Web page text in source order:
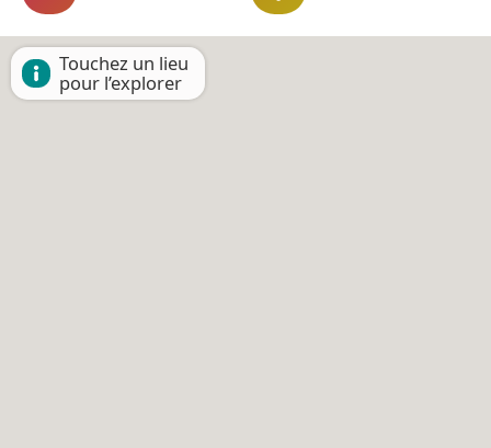
Touchez un lieu
pour l’explorer